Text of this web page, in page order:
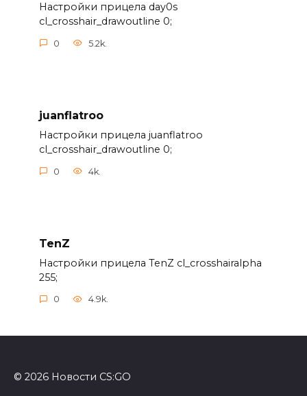
Настройки прицела day0s
cl_crosshair_drawoutline 0;
0 5.2k.
juanflatroo
Настройки прицела juanflatroo
cl_crosshair_drawoutline 0;
0 4k.
TenZ
Настройки прицела TenZ cl_crosshairalpha
255;
0 4.9k.
© 2026 Новости CS:GO